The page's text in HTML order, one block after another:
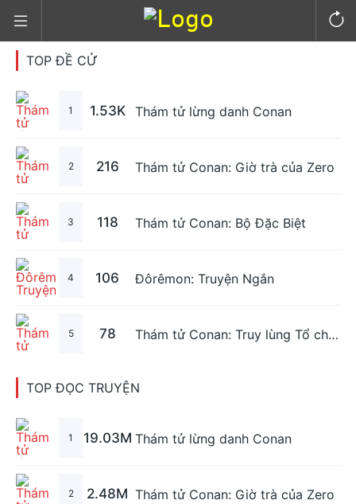
TOP ĐỀ CỬ
1 1.53K Thám tử lừng danh Conan
2 216 Thám tử Conan: Giờ trà của Zero
3 118 Thám tử Conan: Bộ Đặc Biệt
4 106 Đôrêmon: Truyện Ngắn
5 78 Thám tử Conan: Truy lùng Tổ chức Áo Đen
TOP ĐỌC TRUYỆN
1 19.03M Thám tử lừng danh Conan
2 2.48M Thám tử Conan: Giờ trà của Zero